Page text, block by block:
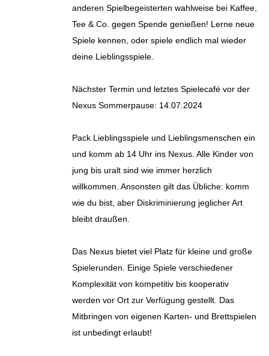
anderen Spielbegeisterten wahlweise bei Kaffee,
Tee & Co. gegen Spende genießen! Lerne neue
Spiele kennen, oder spiele endlich mal wieder
deine Lieblingsspiele.
Nächster Termin und letztes Spielecafé vor der
Nexus Sommerpause: 14.07.2024
Pack Lieblingsspiele und Lieblingsmenschen ein
und komm ab 14 Uhr ins Nexus. Alle Kinder von
jung bis uralt sind wie immer herzlich
willkommen. Ansonsten gilt das Übliche: komm
wie du bist, aber Diskriminierung jeglicher Art
bleibt draußen.
Das Nexus bietet viel Platz für kleine und große
Spielerunden. Einige Spiele verschiedener
Komplexität von kompetitiv bis kooperativ
werden vor Ort zur Verfügung gestellt. Das
Mitbringen von eigenen Karten- und Brettspielen
ist unbedingt erlaubt!